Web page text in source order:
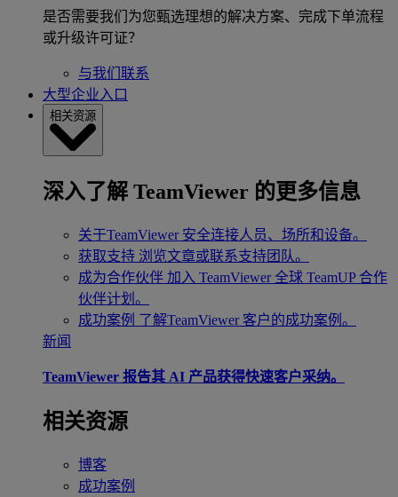
是否需要我们为您甄选理想的解决方案、完成下单流程
或升级许可证？
与我们联系
大型企业入口
相关资源
深入了解 TeamViewer 的更多信息
关于TeamViewer 安全连接人员、场所和设备。
获取支持 浏览文章或联系支持团队。
成为合作伙伴 加入 TeamViewer 全球 TeamUP 合作
伙伴计划。
成功案例 了解TeamViewer 客户的成功案例。
新闻
TeamViewer 报告其 AI 产品获得快速客户采纳。
相关资源
博客
成功案例